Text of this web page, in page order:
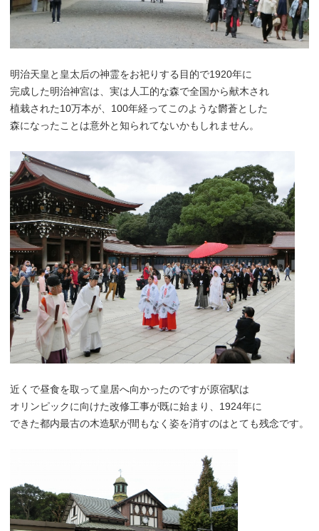
明治天皇と皇太后の神霊をお祀りする目的で1920年に
完成した明治神宮は、実は人工的な森で全国から献木され
植栽された10万本が、100年経ってこのような欝蒼とした
森になったことは意外と知られてないかもしれません。
近くで昼食を取って皇居へ向かったのですが原宿駅は
オリンピックに向けた改修工事が既に始まり、1924年に
できた都内最古の木造駅が間もなく姿を消すのはとても残念です。